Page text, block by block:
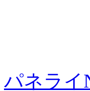
パネライ